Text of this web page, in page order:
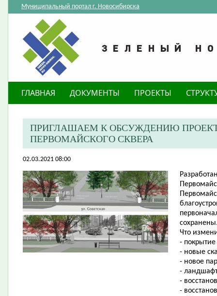
Муниципальный портал г. Новосибирска
ГЛАВНАЯ ДОКУМЕНТЫ ПРОЕКТЫ
ПРИГЛАШАЕМ К ОБСУЖДЕНИЮ
ПЕРВОМАЙСКОГО СКВЕРА
02.03.2021 08:00
Что
-
- новые
- новое
-
-
-